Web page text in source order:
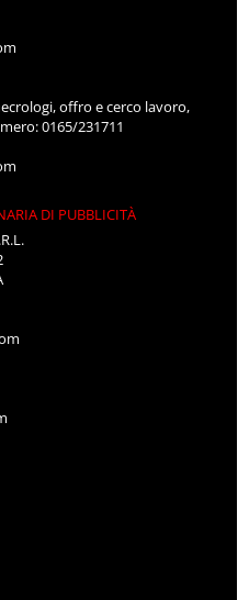
offro e cerco lavoro,
0165/231711
DI PUBBLICITÀ